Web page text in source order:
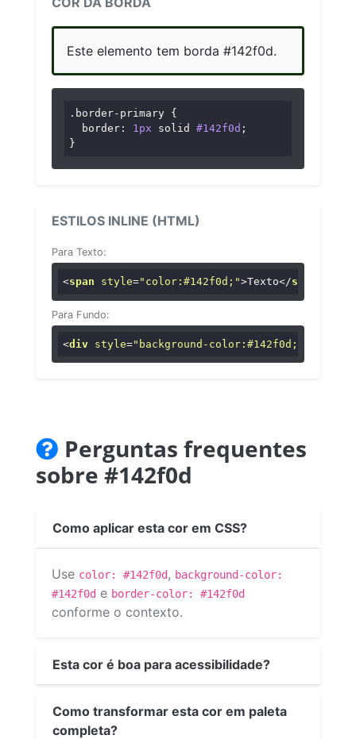
Este elemento tem borda #142f0d.
.border-primary {
border : 1px solid #142f0d ;
}
ESTILOS INLINE (HTML)
Para Texto:
<span style="color:#142f0d;">Texto</span
Para Fundo:
<div style="background-color:#142f0d;"
Perguntas frequentes
sobre #142f0d
Como aplicar esta cor em CSS?
Use color: #142f0d, background-color:
#142f0d e border-color: #142f0d
conforme o contexto.
Esta cor é boa para acessibilidade?
Como transformar esta cor em paleta
completa?